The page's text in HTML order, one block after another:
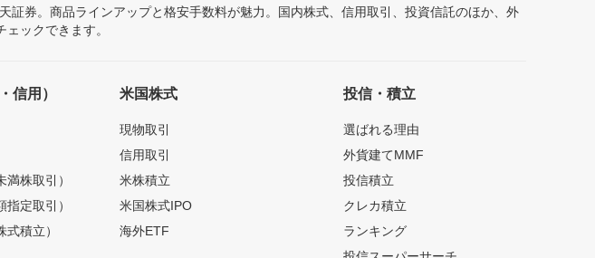
券。商品ラインアップと格安手数料が魅力。国内株式、信用取引、投資信託のほか、外
ックできます。
信用）
満株取引）
指定取引）
式積立）
米国株式
現物取引
信用取引
米株積立
米国株式IPO
海外ETF
投信・積立
選ばれる理由
外貨建てMMF
投信積立
クレカ積立
ランキング